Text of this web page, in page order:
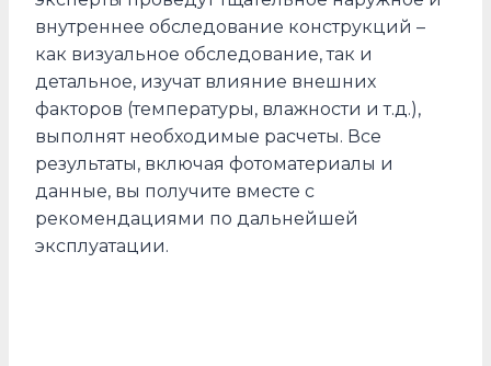
внутреннее обследование конструкций –
как визуальное обследование, так и
детальное, изучат влияние внешних
факторов (температуры, влажности и т.д.),
выполнят необходимые расчеты. Все
результаты, включая фотоматериалы и
данные, вы получите вместе с
рекомендациями по дальнейшей
эксплуатации.